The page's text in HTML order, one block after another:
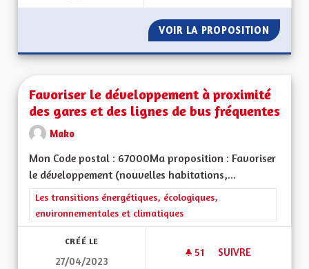
VOIR LA PROPOSITION
Favoriser le développement à proximité
des gares et des lignes de bus fréquentes
Mako
Mon Code postal : 67000Ma proposition : Favoriser
le développement (nouvelles habitations,...
Filtrer les résultats de la catégorie : Les transitions
Les transitions énergétiques, écologiques,
environnementales et climatiques
CRÉÉ LE
27/04/2023
51 51 ABONNÉS
SUIVRE